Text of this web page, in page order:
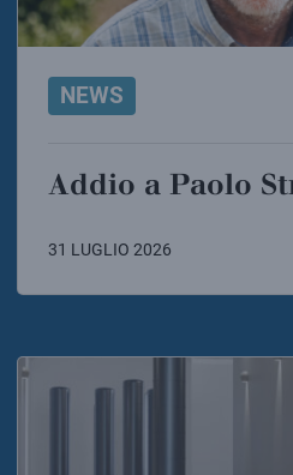
NEWS
Addio a Paolo
31 LUGLIO 2026